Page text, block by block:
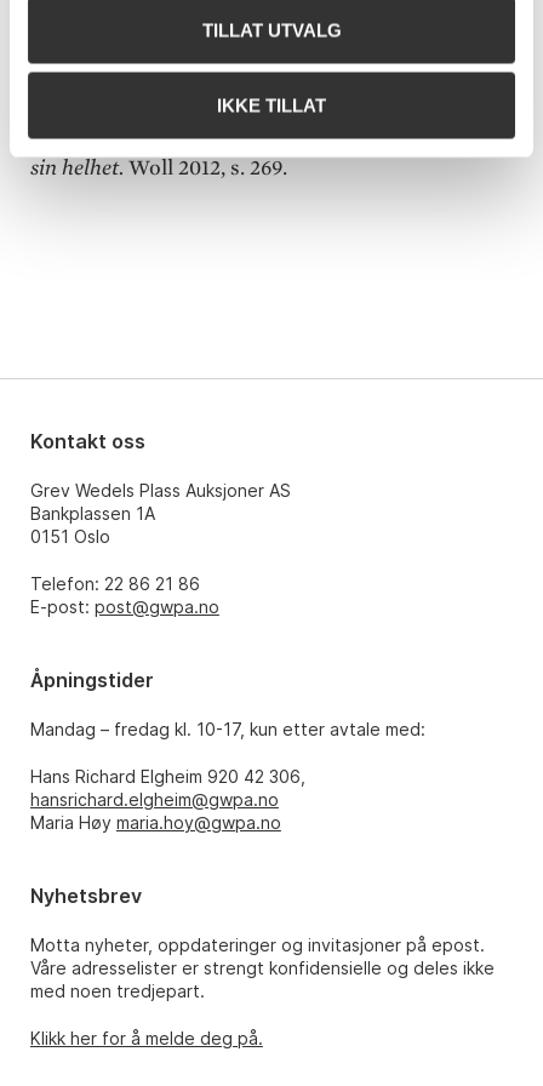
TILLAT UTVALG
IKKE TILLAT
Set utst. kat. Munch-museet 1981, der Munchs
dramautkast "Den fri kjærligheds by" er gjengitt i
sin helhet. Woll 2012, s. 269.
Kontakt oss
Grev Wedels Plass Auksjoner AS
Bankplassen 1A
0151 Oslo
Telefon: 22 86 21 86
E-post: post@gwpa.no
Åpningstider
Mandag – fredag kl. 10-17, kun etter avtale med:
Hans Richard Elgheim 920 42 306,
hansrichard.elgheim@gwpa.no
Maria Høy maria.hoy@gwpa.no
Nyhetsbrev
Motta nyheter, oppdateringer og invitasjoner på epost.
Våre adresselister er strengt konfidensielle og deles ikke
med noen tredjepart.
Klikk her for å melde deg på.